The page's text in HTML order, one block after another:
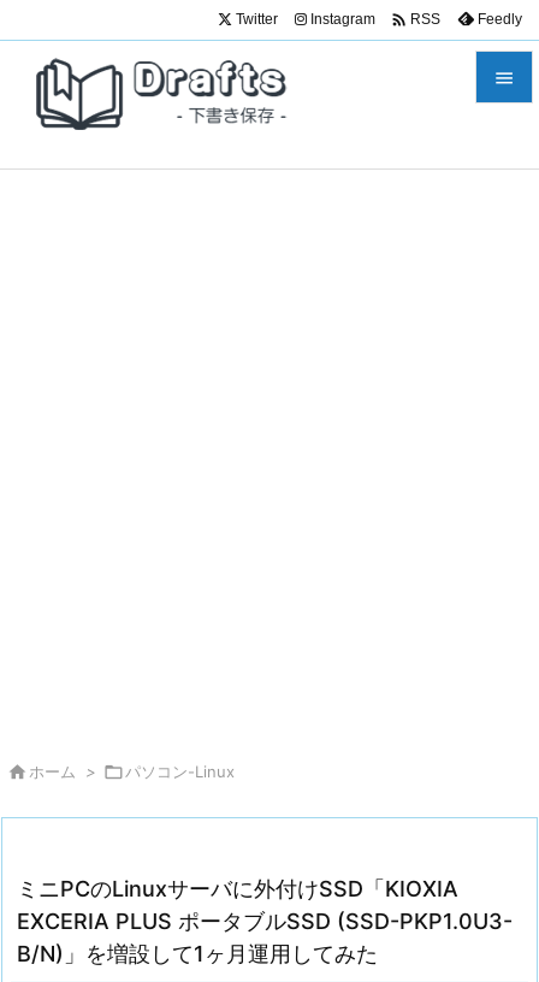

Twitter Instagram  RSS Feedly
 ホーム > パソコン-Linux
ミニPCのLinuxサーバに外付けSSD「KIOXIA
EXCERIA PLUS ポータブルSSD (SSD-PKP1.0U3-
B/N)」を増設して1ヶ月運用してみた